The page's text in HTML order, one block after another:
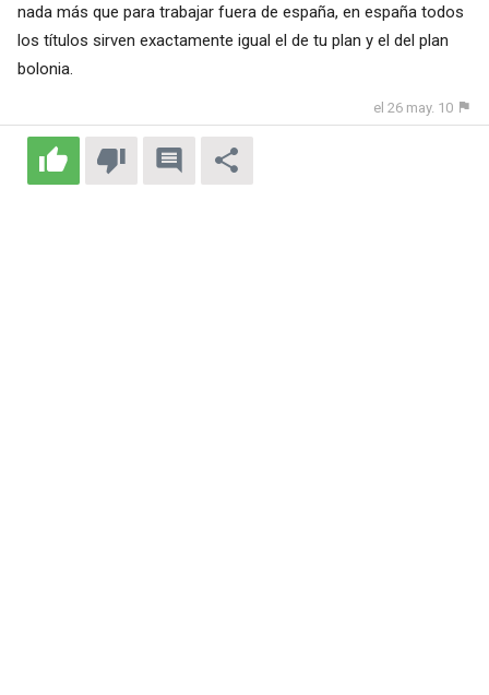
nada más que para trabajar fuera de españa, en españa todos
los títulos sirven exactamente igual el de tu plan y el del plan
bolonia.
el 26 may. 10